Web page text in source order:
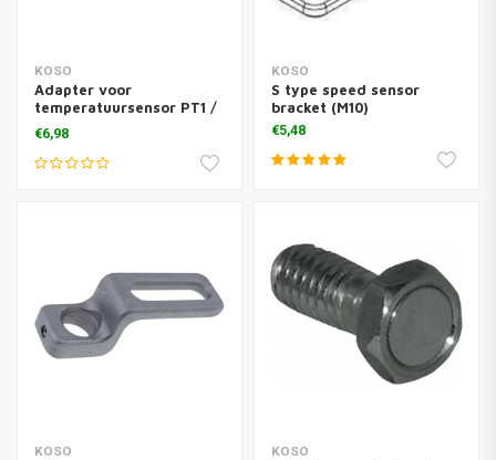
KOSO
Adapter voor
temperatuursensor PT1 /
8x28 (M12x1,5x15mm)
€6,98
KOSO
S type speed sensor
bracket (M10)
€5,48
KOSO KOSO